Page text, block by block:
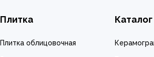
Плитка
Плитка облицовочная
Каталог